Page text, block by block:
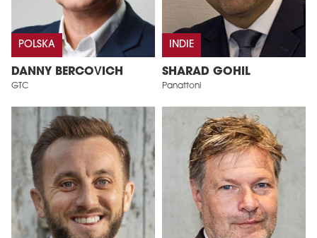
POLSKA
DANNY BERCOVICH
GTC
INDIE
SHARAD GOHIL
Panattoni